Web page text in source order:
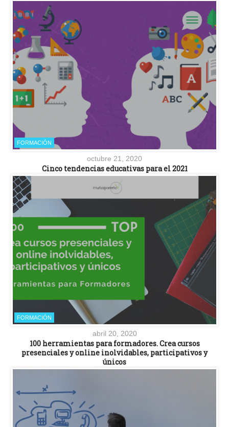
FORMACIÓN
octubre 21, 2020
Cinco tendencias educativas para el 2021
FORMACIÓN
abril 20, 2020
100 herramientas para formadores. Crea cursos
presenciales y online inolvidables, participativos y
únicos